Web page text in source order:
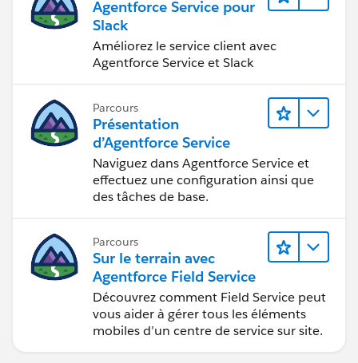
Agentforce Service pour
Slack
Améliorez le service client avec
Agentforce Service et Slack
Parcours
Présentation
d’Agentforce Service
Naviguez dans Agentforce Service et
effectuez une configuration ainsi que
des tâches de base.
Parcours
Sur le terrain avec
Agentforce Field Service
Découvrez comment Field Service peut
vous aider à gérer tous les éléments
mobiles d’un centre de service sur site.